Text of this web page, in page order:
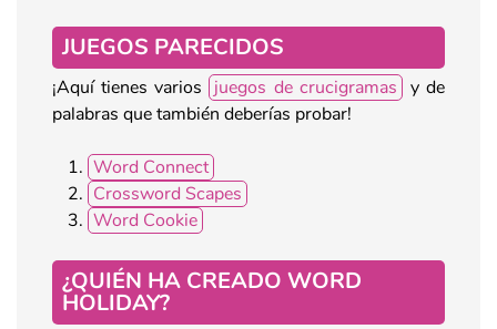
JUEGOS PARECIDOS
¡Aquí tienes varios juegos de crucigramas y de
palabras que también deberías probar!
Word Connect
Crossword Scapes
Word Cookie
¿QUIÉN HA CREADO WORD
HOLIDAY?